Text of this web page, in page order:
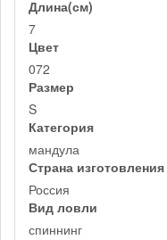
Длина(см)
7
Цвет
072
Размер
S
Категория
мандула
Страна изготовления
Россия
Вид ловли
спиннинг